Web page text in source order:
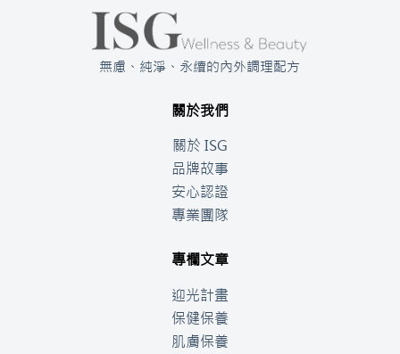
無慮、純淨、永續的內外調理配方
關於我們
關於 ISG
品牌故事
安心認證
專業團隊
專欄文章
迎光計畫
保健保養
肌膚保養